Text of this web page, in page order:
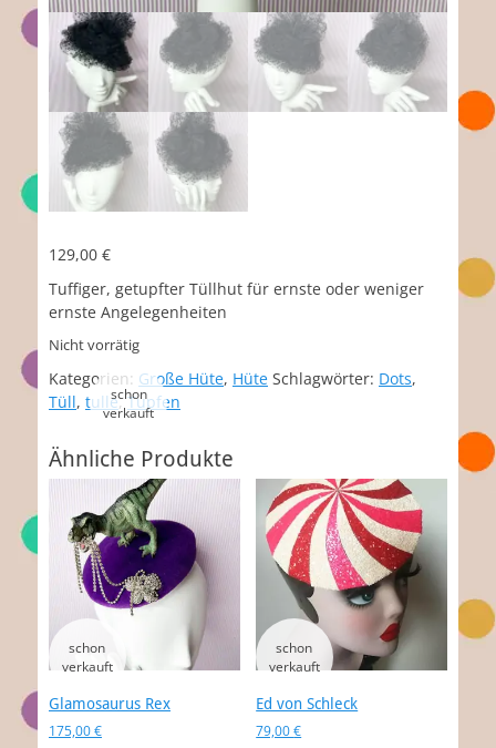
129,00 €
Tuffiger, getupfter Tüllhut für ernste oder weniger
ernste Angelegenheiten
Nicht vorrätig
Kategorien: Große Hüte, Hüte Schlagwörter: Dots,
Tüll, tulle,Tupfen
Ähnliche Produkte
Glamosaurus Rex
175,00€
Ed von Schleck
79,00€